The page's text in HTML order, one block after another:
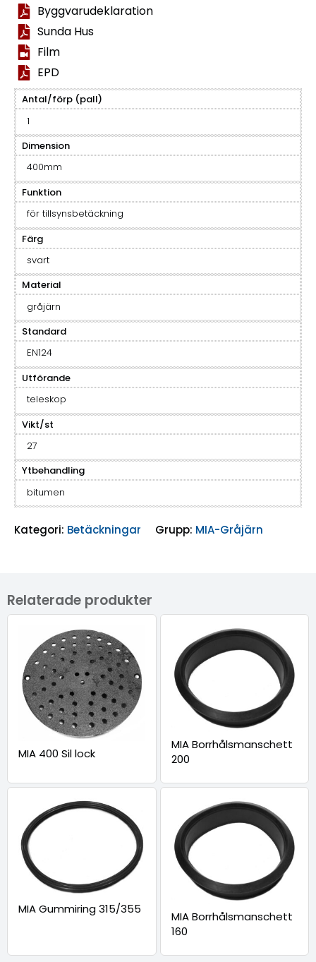
Byggvarudeklaration
Sunda Hus
Film
EPD
Antal/förp (pall)
1
Dimension
400mm
Funktion
för tillsynsbetäckning
Färg
svart
Material
gråjärn
Standard
EN124
Utförande
teleskop
Vikt/st
27
Ytbehandling
bitumen
Kategori: Betäckningar Grupp: MIA-Gråjärn
Relaterade produkter
MIA 400 Sil lock
MIA Borrhålsmanschett
200
MIA Gummiring 315/355
MIA Borrhålsmanschett
160